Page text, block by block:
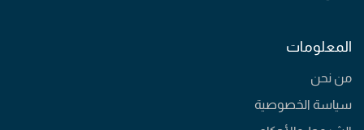
المعلومات
من نحن
سياسة الخصوصية